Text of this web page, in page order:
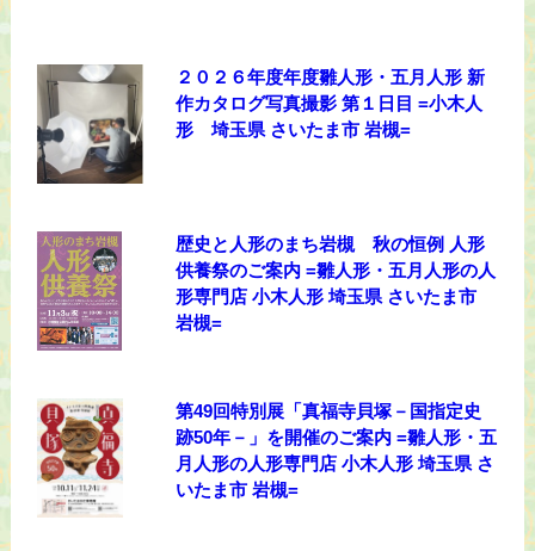
２０２６年度年度雛人形・五月人形 新
作カタログ写真撮影 第１日目 =小木人
形 埼玉県 さいたま市 岩槻=
歴史と人形のまち岩槻 秋の恒例 人形
供養祭のご案内 =雛人形・五月人形の人
形専門店 小木人形 埼玉県 さいたま市
岩槻=
第49回特別展「真福寺貝塚－国指定史
跡50年－」を開催のご案内 =雛人形・五
月人形の人形専門店 小木人形 埼玉県 さ
いたま市 岩槻=